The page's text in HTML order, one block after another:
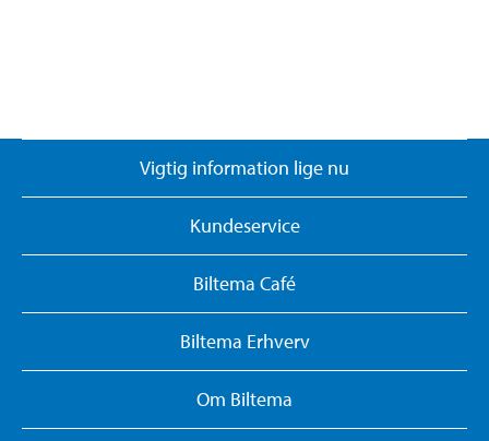
Vigtig information lige nu
Kundeservice
Biltema Café
Biltema Erhverv
Om Biltema